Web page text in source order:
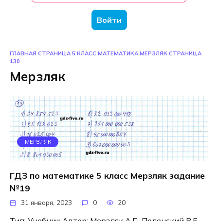
Войти
ГЛАВНАЯ СТРАНИЦА 5 КЛАСС МАТЕМАТИКА МЕРЗЛЯК СТРАНИЦА
130
Мерзляк
МЕРЗЛЯК
ГДЗ по математике 5 класс Мерзляк задание
№19
31 января, 2023 0 20